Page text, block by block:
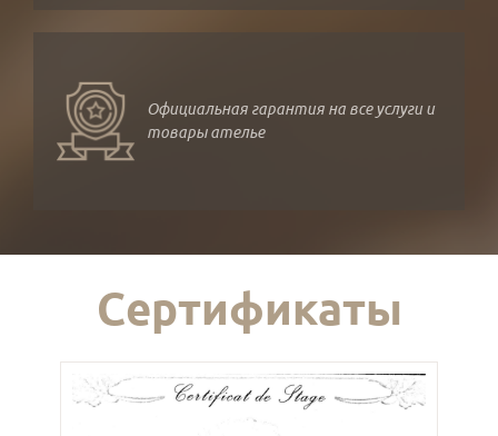
Официальная гарантия на все услуги и
товары ателье
Сертификаты